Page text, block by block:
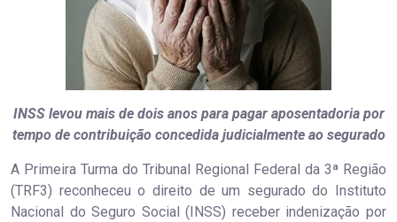
INSS levou mais de dois anos para pagar aposentadoria por
tempo de contribuição concedida judicialmente ao segurado
A Primeira Turma do Tribunal Regional Federal da 3ª Região
(TRF3) reconheceu o direito de um segurado do Instituto
Nacional do Seguro Social (INSS) receber indenização por